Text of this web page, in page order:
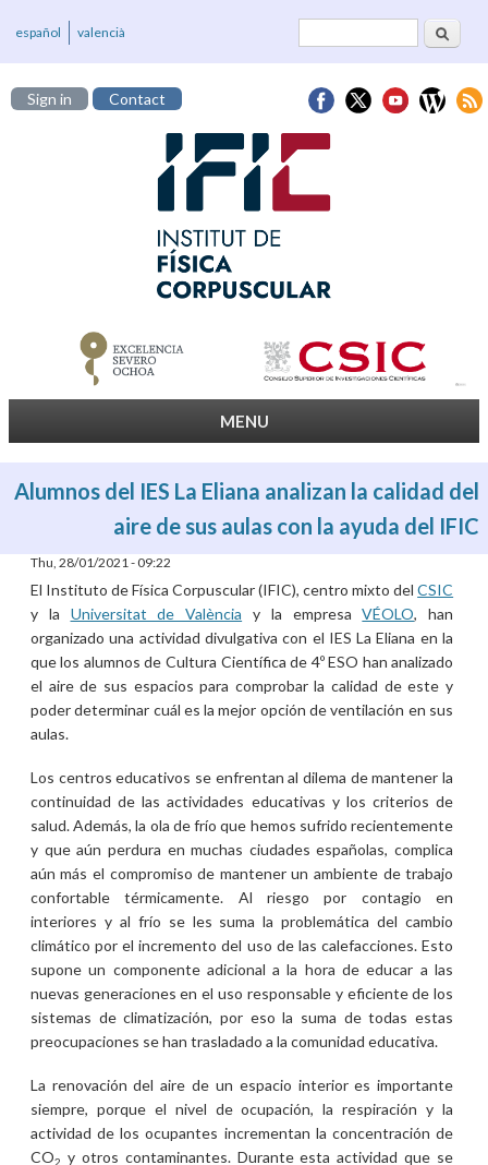
Search
español valencià
Sign in Contact
MENU
Alumnos del IES La Eliana analizan la calidad del
aire de sus aulas con la ayuda del IFIC
Thu, 28/01/2021 - 09:22
El Instituto de Física Corpuscular (IFIC), centro mixto delCSIC
y la Universitat de València y la empresaVÉOLO, han
organizado una actividad divulgativa con el IES La Eliana en la
que los alumnos de Cultura Científica de 4º ESO han analizado
el aire de sus espacios para comprobar la calidad de este y
poder determinar cuál es la mejor opción de ventilación en sus
aulas.
Los centros educativos se enfrentan al dilema de mantener la
continuidad de las actividades educativas y los criterios de
salud. Además, la ola de frío que hemos sufrido recientemente
y que aún perdura en muchas ciudades españolas, complica
aún más el compromiso de mantener un ambiente de trabajo
confortable térmicamente. Al riesgo por contagio en
interiores y al frío se les suma la problemática del cambio
climático por el incremento del uso de las calefacciones. Esto
supone un componente adicional a la hora de educar a las
nuevas generaciones en el uso responsable y eficiente de los
sistemas de climatización, por eso la suma de todas estas
preocupaciones se han trasladado a la comunidad educativa.
La renovación del aire de un espacio interior es importante
siempre, porque el nivel de ocupación, la respiración y la
actividad de los ocupantes incrementan la concentración de
CO2 y otros contaminantes. Durante esta actividad que se